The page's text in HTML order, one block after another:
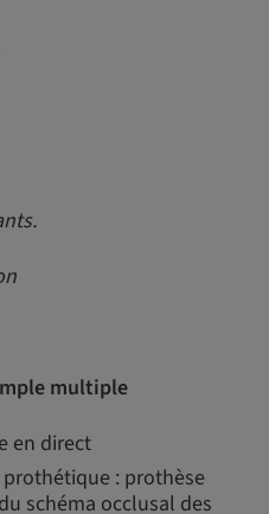
multiple
en direct
: prothèse
schéma occlusal des